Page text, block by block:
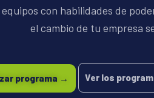
equipos con habilidades de
el cambio de tu empresa
programa → Ver los